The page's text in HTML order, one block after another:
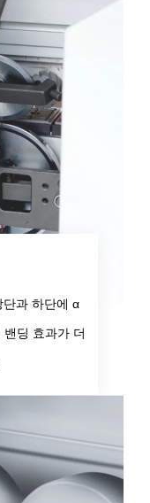
단과 하단에 α
딩 효과가 더